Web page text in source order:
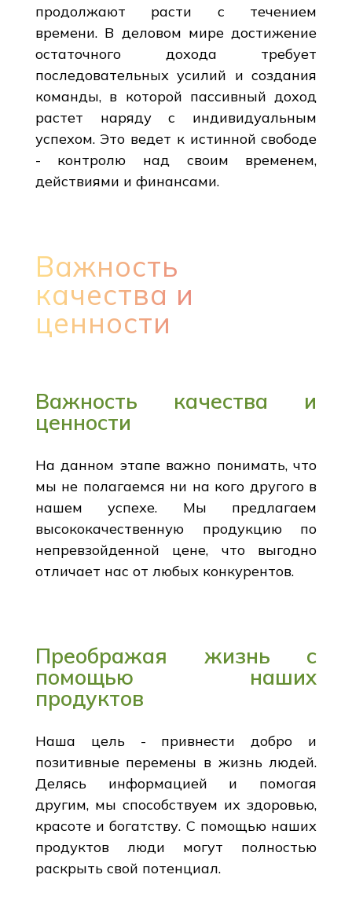
продолжают расти с течением
времени. В деловом мире достижение
остаточного дохода требует
последовательных усилий и создания
команды, в которой пассивный доход
растет наряду с индивидуальным
успехом. Это ведет к истинной свободе
- контролю над своим временем,
действиями и финансами.
Важность
качества и
ценности
Важность качества и
ценности
На данном этапе важно понимать, что
мы не полагаемся ни на кого другого в
нашем успехе. Мы предлагаем
высококачественную продукцию по
непревзойденной цене, что выгодно
отличает нас от любых конкурентов.
Преображая жизнь с
помощью наших
продуктов
Наша цель - привнести добро и
позитивные перемены в жизнь людей.
Делясь информацией и помогая
другим, мы способствуем их здоровью,
красоте и богатству. С помощью наших
продуктов люди могут полностью
раскрыть свой потенциал.